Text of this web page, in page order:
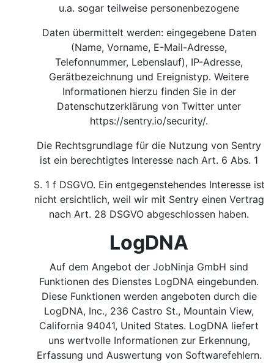
u.a. sogar teilweise personenbezogene
Daten übermittelt werden: eingegebene Daten
(Name, Vorname, E-Mail-Adresse,
Telefonnummer, Lebenslauf), IP-Adresse,
Gerätbezeichnung und Ereignistyp. Weitere
Informationen hierzu finden Sie in der
Datenschutzerklärung von Twitter unter
https://sentry.io/security/.
Die Rechtsgrundlage für die Nutzung von Sentry
ist ein berechtigtes Interesse nach Art. 6 Abs. 1
S. 1 f DSGVO. Ein entgegenstehendes Interesse ist
nicht ersichtlich, weil wir mit Sentry einen Vertrag
nach Art. 28 DSGVO abgeschlossen haben.
LogDNA
Auf dem Angebot der JobNinja GmbH sind
Funktionen des Dienstes LogDNA eingebunden.
Diese Funktionen werden angeboten durch die
LogDNA, Inc., 236 Castro St., Mountain View,
California 94041, United States. LogDNA liefert
uns wertvolle Informationen zur Erkennung,
Erfassung und Auswertung von Softwarefehlern.